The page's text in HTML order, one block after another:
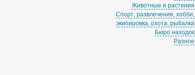
Животные и растения
Спорт, развлечения, хобби,
экипировка, охота, рыбалка
Бюро находок
Разное